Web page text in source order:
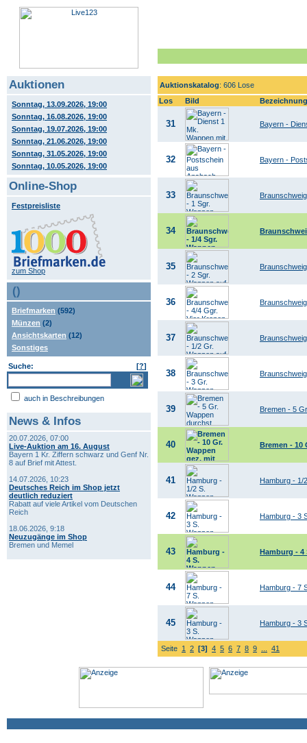
Auktionen
Sonntag, 13.09.2026, 19:00
Sonntag, 16.08.2026, 19:00
Sonntag, 19.07.2026, 19:00
Sonntag, 21.06.2026, 19:00
Sonntag, 31.05.2026, 19:00
Sonntag, 10.05.2026, 19:00
Online-Shop
Festpreisliste
zum Shop
()
Briefmarken (592)
Münzen (2)
Ansichtskarten (12)
Sonstiges
Suche: [?]
auch in Beschreibungen
News & Infos
20.07.2026, 07:00
Live-Auktion am 16. August
Bayern 1 Kr. Ziffern schwarz und Genf Nr.
8 auf Brief mit Attest.
14.07.2026, 10:23
Deutsches Reich im Shop jetzt
deutlich reduziert
Rabatt auf viele Artikel vom Deutschen
Reich
18.06.2026, 9:18
Neuzugänge im Shop
Bremen und Memel
Auktionskatalog: 606 Lose
Los
Bild Bezeichnung
31 Bayern -
32 Bayern -
33
34
35
36
37
38
39 Bremen - 5
40 Bremen - 10
41 Hamburg - 1/
42 Hamburg - 3
43 Hamburg - 4
44 Hamburg - 7
45 Hamburg - 3
Seite 1 2 [3] 4 5 6 7 8 9 41